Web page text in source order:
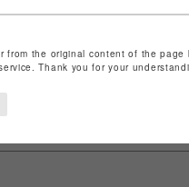
the original content of the page
Thank you for your